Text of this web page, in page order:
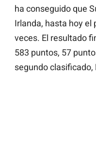
ha conseguido que
Irlanda, hasta hoy el
veces. El resultado
583 puntos, 57
segundo clasificado,